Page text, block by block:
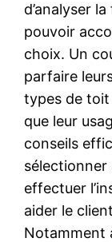
d’analyser
pouvoir
choix. Un
parfaire
types de toit
que leur
conseils
sélectionner
effectuer
aider le
Notamment